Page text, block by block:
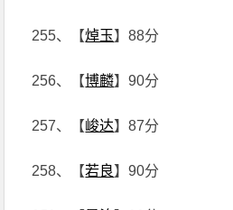
255、【焯玉】88分
256、【博麟】90分
257、【峻达】87分
258、【若良】90分